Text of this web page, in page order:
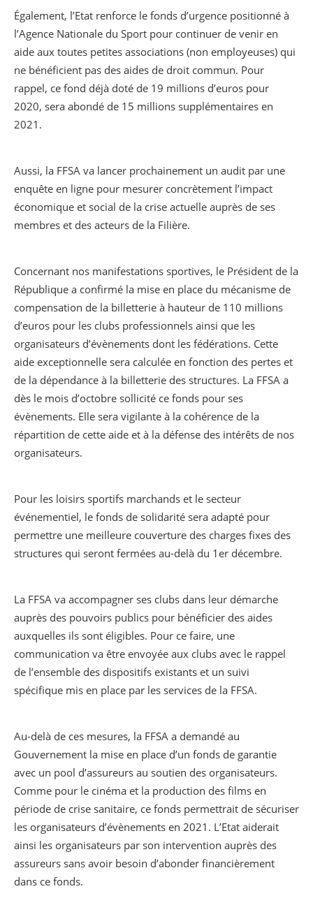
Également, l’Etat renforce le fonds d’urgence positionné à
l’Agence Nationale du Sport pour continuer de venir en
aide aux toutes petites associations (non employeuses) qui
ne bénéficient pas des aides de droit commun. Pour
rappel, ce fond déjà doté de 19 millions d’euros pour
2020, sera abondé de 15 millions supplémentaires en
2021.
Aussi, la FFSA va lancer prochainement un audit par une
enquête en ligne pour mesurer concrètement l’impact
économique et social de la crise actuelle auprès de ses
membres et des acteurs de la Filière.
Concernant nos manifestations sportives, le Président de la
République a confirmé la mise en place du mécanisme de
compensation de la billetterie à hauteur de 110 millions
d’euros pour les clubs professionnels ainsi que les
organisateurs d’évènements dont les fédérations. Cette
aide exceptionnelle sera calculée en fonction des pertes et
de la dépendance à la billetterie des structures. La FFSA a
dès le mois d’octobre sollicité ce fonds pour ses
évènements. Elle sera vigilante à la cohérence de la
répartition de cette aide et à la défense des intérêts de nos
organisateurs.
Pour les loisirs sportifs marchands et le secteur
événementiel, le fonds de solidarité sera adapté pour
permettre une meilleure couverture des charges fixes des
structures qui seront fermées au-delà du 1er décembre.
La FFSA va accompagner ses clubs dans leur démarche
auprès des pouvoirs publics pour bénéficier des aides
auxquelles ils sont éligibles. Pour ce faire, une
communication va être envoyée aux clubs avec le rappel
de l’ensemble des dispositifs existants et un suivi
spécifique mis en place par les services de la FFSA.
Au-delà de ces mesures, la FFSA a demandé au
Gouvernement la mise en place d’un fonds de garantie
avec un pool d’assureurs au soutien des organisateurs.
Comme pour le cinéma et la production des films en
période de crise sanitaire, ce fonds permettrait de sécuriser
les organisateurs d’évènements en 2021. L’Etat aiderait
ainsi les organisateurs par son intervention auprès des
assureurs sans avoir besoin d’abonder financièrement
dans ce fonds.